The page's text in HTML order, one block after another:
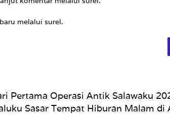
melalui surel.
Pertama Operasi Antik Salawaku
Sasar Tempat Hiburan Malam di